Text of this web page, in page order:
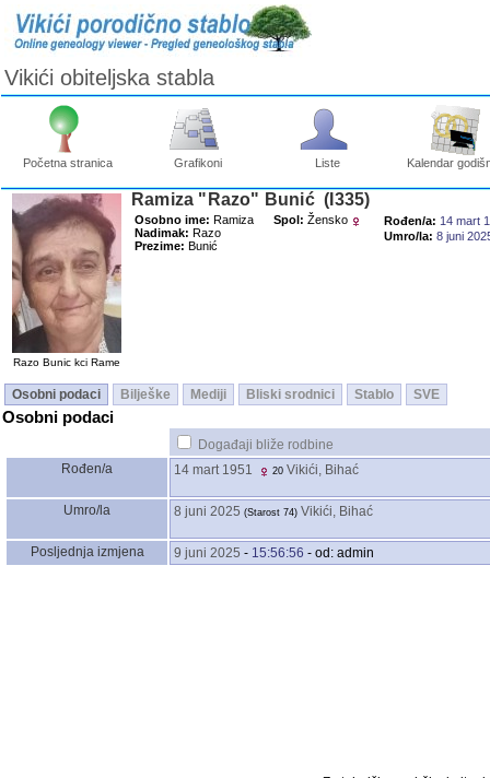
Vikići obiteljska stabla
Početna stranica Grafikoni Liste Kalendar
Razo Bunic kci Rame
Ramiza "Razo" Bunić ‎(I335)‎
Osobno ime: Ramiza
Nadimak: Razo
Prezime: Bunić
Spol: Žensko Rođen/a: 14 mart
Umro/la: 8 juni
Osobni podaci Bilješke Mediji Bliski srodnici Stablo SVE
Osobni podaci
Događaji bliže rodbine
Rođen/a
14 mart 1951 20 Vikići, Bihać
Umro/la 8 juni 2025 ‎(Starost 74)‎ Vikići, Bihać
Posljednja izmjena 9 juni 2025 - 15:56:56 - od: admin